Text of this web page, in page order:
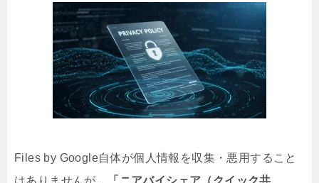
Files by Google自体が個人情報を収集・悪用すること
はありませんが、
「ニアバイシェア（クイック共